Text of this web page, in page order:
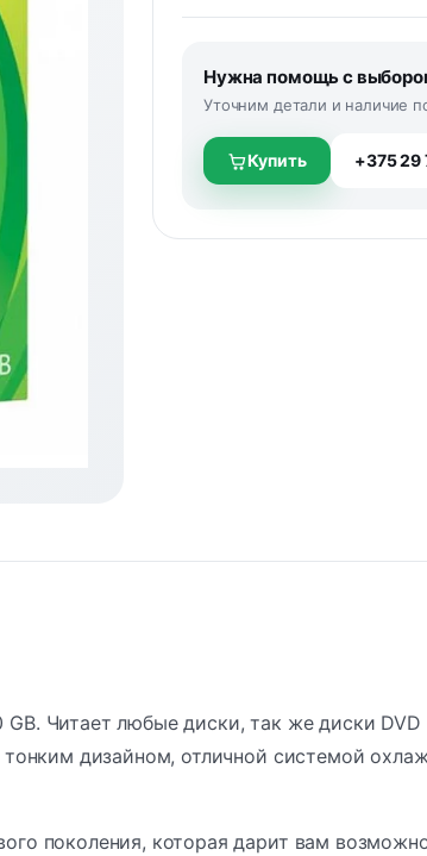
Нужна помощь с
Уточним детали и наличие
Купить +375
GB. Читает любые диски, так же диски
дизайном, отличной системой
поколения, которая дарит вам